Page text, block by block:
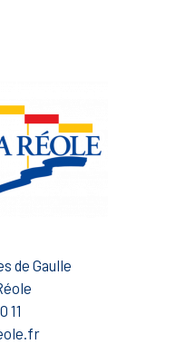
de Gaulle
11